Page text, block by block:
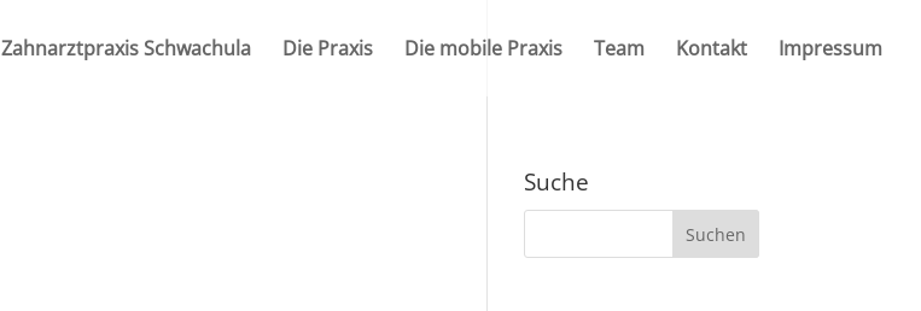
Zahnarztpraxis Schwachula Die Praxis Die mobile Praxis Team Kontakt Impressum
Suche